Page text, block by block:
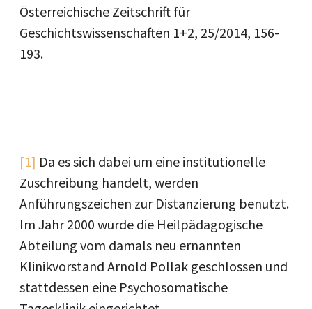
Österreichische Zeitschrift für
Geschichtswissenschaften 1+2, 25/2014, 156-
193.
[1] Da es sich dabei um eine institutionelle
Zuschreibung handelt, werden
Anführungszeichen zur Distanzierung benutzt.
Im Jahr 2000 wurde die Heilpädagogische
Abteilung vom damals neu ernannten
Klinikvorstand Arnold Pollak geschlossen und
stattdessen eine Psychosomatische